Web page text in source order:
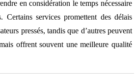
en considération le temps nécessaire
Certains services promettent des délais
pressés, tandis que d’autres peuvent
offrent souvent une meilleure qualité